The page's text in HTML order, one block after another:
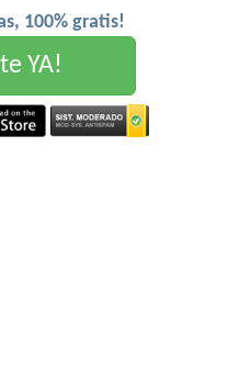
100% gratis!
YA!